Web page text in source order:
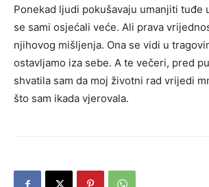
Ponekad ljudi pokušavaju umanjiti tuđe
se sami osjećali veće. Ali prava
njihovog mišljenja. Ona se vidi u
ostavljamo iza sebe. A te večeri, pred
shvatila sam da moj životni rad vrijedi
što sam ikada vjerovala.